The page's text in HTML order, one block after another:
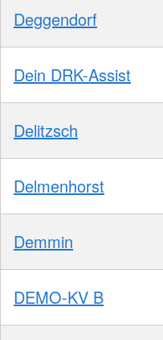
Deggendorf
Dein DRK-Assist
Delitzsch
Delmenhorst
Demmin
DEMO-KV B